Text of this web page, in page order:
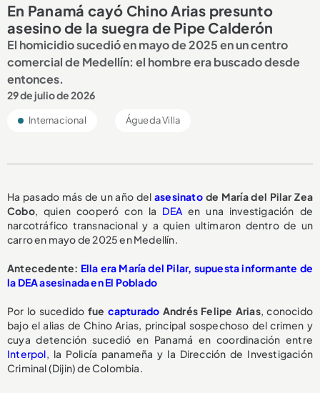
En Panamá cayó Chino Arias presunto
asesino de la suegra de Pipe Calderón
El homicidio sucedió en mayo de 2025 en un centro
comercial de Medellín: el hombre era buscado desde
entonces.
29 de julio de 2026
Internacional Águeda Villa
Ha pasado más de un año delasesinatode María del Pilar Zea
Cobo, quien cooperó con la DEA en una investigación de
narcotráfico transnacional y a quien ultimaron dentro de un
carro en mayo de 2025 en Medellín.
Antecedente: Ella era María del Pilar, supuesta informante de
la DEA asesinada en El Poblado
Por lo sucedido fue capturado Andrés Felipe Arias, conocido
bajo el alias de Chino Arias, principal sospechoso del crimen y
cuya detención sucedió en Panamá en coordinación entre
Interpol, la Policía panameña y la Dirección de Investigación
Criminal (Dijin) de Colombia.